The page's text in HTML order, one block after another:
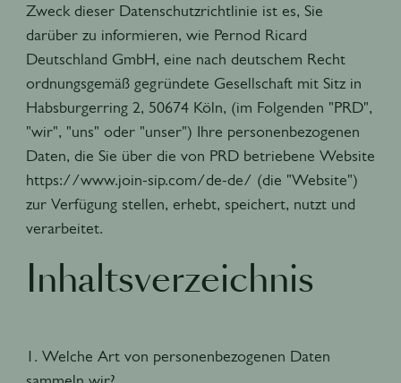
Zweck dieser Datenschutzrichtlinie ist es, Sie
darüber zu informieren, wie Pernod Ricard
Deutschland GmbH, eine nach deutschem Recht
ordnungsgemäß gegründete Gesellschaft mit Sitz in
Habsburgerring 2, 50674 Köln, (im Folgenden "PRD",
"wir", "uns" oder "unser") Ihre personenbezogenen
Daten, die Sie über die von PRD betriebene Website
https://www.join-sip.com/de-de/ (die "Website")
zur Verfügung stellen, erhebt, speichert, nutzt und
verarbeitet.
Inhaltsverzeichnis
1. Welche Art von personenbezogenen Daten